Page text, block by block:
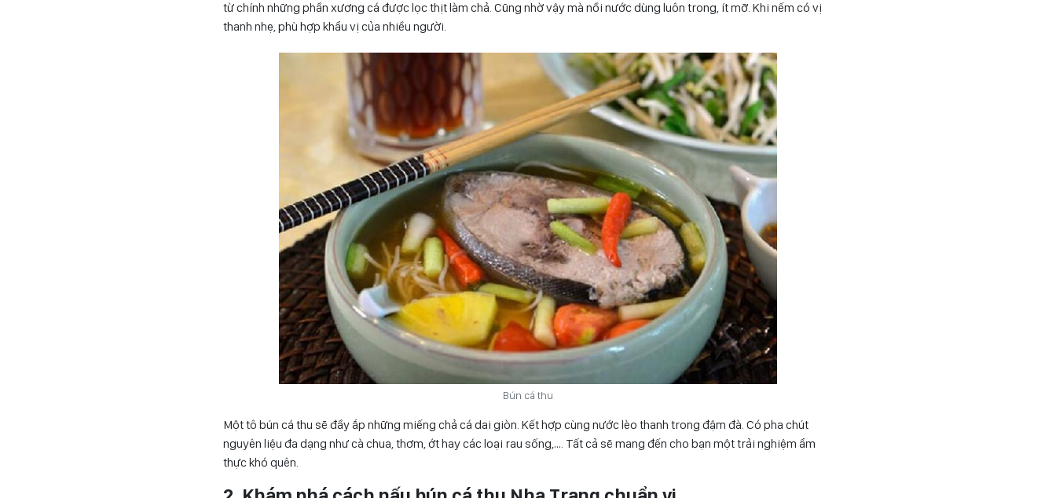
từ chính những phần xương cá được lọc thịt làm chả. Cũng nhờ vậy mà nồi nước dùng luôn trong, ít mỡ. Khi nếm có vị
thanh nhẹ, phù hợp khẩu vị của nhiều người.
Bún cá thu
Một tô bún cá thu sẽ đầy ắp những miếng chả cá dai giòn. Kết hợp cùng nước lèo thanh trong đậm đà. Có pha chút
nguyên liệu đa dạng như cà chua, thơm, ớt hay các loại rau sống,…. Tất cả sẽ mang đến cho bạn một trải nghiệm ẩm
thực khó quên.